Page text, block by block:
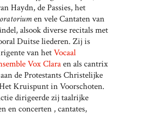
Haydn, de Passies, het
en vele Cantaten van
alsook diverse recitals met
Duitse liederen. Zij is
van hetVocaal
Vox Claraen als cantrix
de Protestants Christelijke
Kruispunt in Voorschoten.
dirigeerde zij taalrijke
en concerten , cantates,